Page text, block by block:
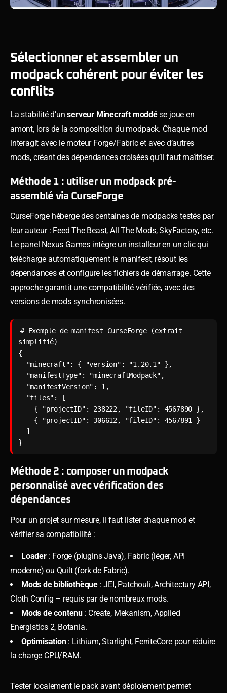
Sélectionner et assembler un
modpack cohérent pour éviter les
conflits
La stabilité d’unserveur Minecraft moddése joue en
amont, lors de la composition du modpack. Chaque mod
interagit avec le moteur Forge/Fabric et avec d’autres
mods, créant des dépendances croisées qu’il faut maîtriser.
Méthode 1 : utiliser un modpack pré-
assemblé via CurseForge
CurseForge héberge des centaines de modpacks testés par
leur auteur : Feed The Beast, All The Mods, SkyFactory, etc.
Le panel Nexus Games intègre un installeur en un clic qui
télécharge automatiquement le manifest, résout les
dépendances et configure les fichiers de démarrage. Cette
approche garantit une compatibilité vérifiée, avec des
versions de mods synchronisées.
# Exemple de manifest CurseForge (extrait
simplifié)
{
}
Méthode 2 : composer un modpack
personnalisé avec vérification des
dépendances
Pour un projet sur mesure, il faut lister chaque mod et
vérifier sa compatibilité :
Loader: Forge (plugins Java), Fabric (léger, API
moderne) ou Quilt (fork de Fabric).
Mods de bibliothèque : JEI, Patchouli, Architectury API,
Cloth Config – requis par de nombreux mods.
Mods de contenu : Create, Mekanism, Applied
Energistics 2, Botania.
Optimisation: Lithium, Starlight, FerriteCore pour réduire
la charge CPU/RAM.
Tester localement le pack avant déploiement permet